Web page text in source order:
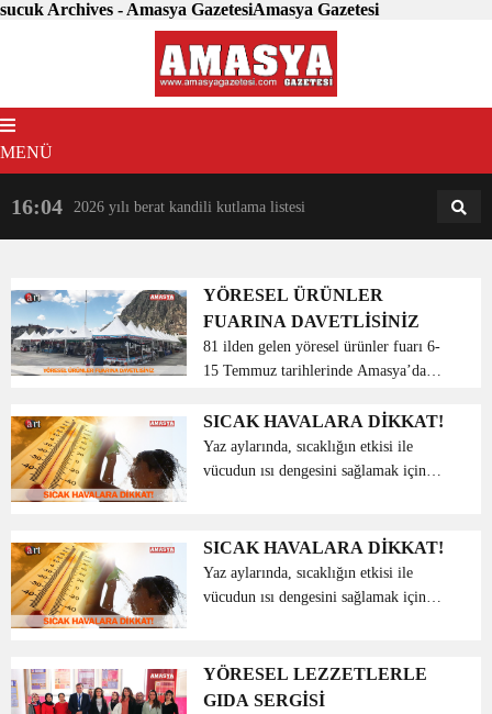
sucuk Archives - Amasya GazetesiAmasya Gazetesi
MENÜ
16:04 2026 yılı berat kandili kutlama listesi 18:31
YÖRESEL ÜRÜNLER
FUARINA DAVETLİSİNİZ
81 ilden gelen yöresel ürünler fuarı 6-
15 Temmuz tarihlerinde Amasya’da
Amasyalılara unutamayacakları dopdolu
bir hafta yaşatacak. Amasya’nın fuar
alanı olarak değerlen...
SICAK HAVALARA DİKKAT!
Yaz aylarında, sıcaklığın etkisi ile
vücudun ısı dengesini sağlamak için
hipertansiyon ve kalp hastaları değil,
sağlıklı kiş...
SICAK HAVALARA DİKKAT!
Yaz aylarında, sıcaklığın etkisi ile
vücudun ısı dengesini sağlamak için
hipertansiyon ve kalp hastaları değil,
sağlıklı kiş...
YÖRESEL LEZZETLERLE
GIDA SERGİSİ